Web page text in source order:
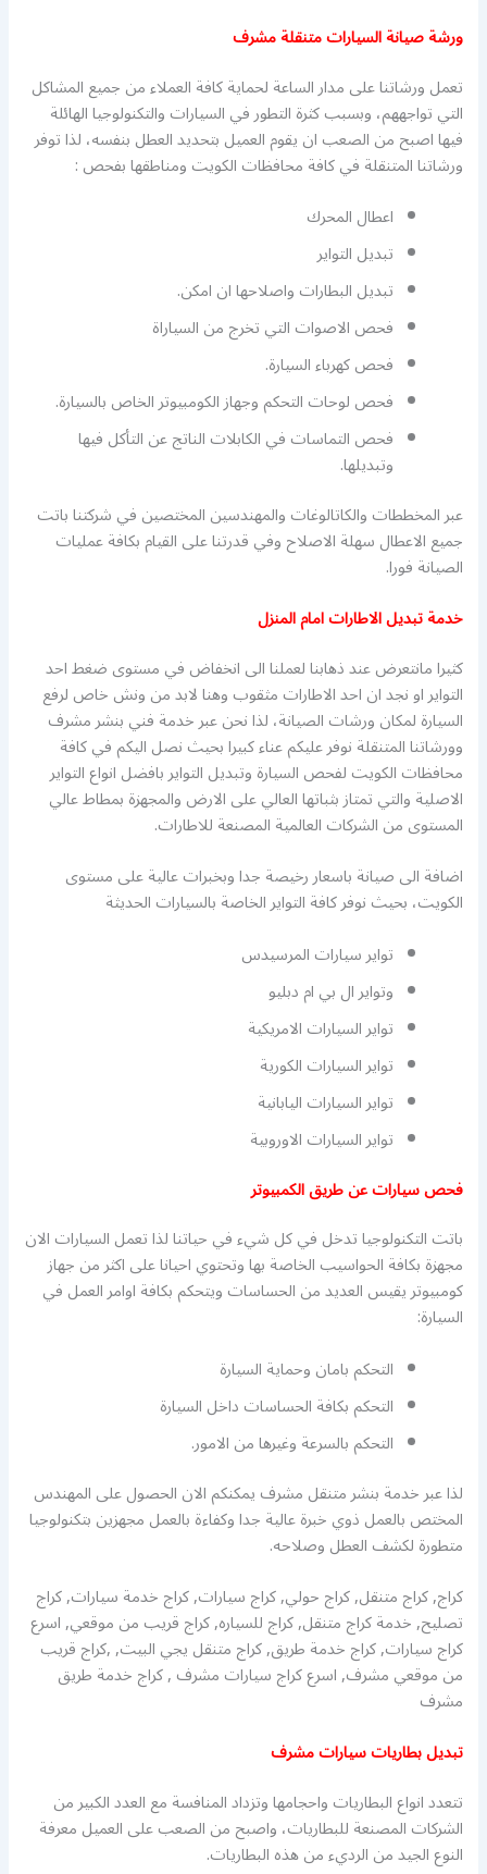
ورشة صيانة السيارات متنقلة مشرف
تعمل ورشاتنا على مدار الساعة لحماية كافة العملاء من جميع المشاكل
التي تواجههم، وبسبب كثرة التطور في السيارات والتكنولوجيا الهائلة
فيها اصبح من الصعب ان يقوم العميل بتحديد العطل بنفسه، لذا توفر
ورشاتنا المتنقلة في كافة محافظات الكويت ومناطقها بفحص :
اعطال المحرك
تبديل التواير
تبديل البطارات واصلاحها ان امكن.
فحص الاصوات التي تخرج من السياراة
فحص كهرباء السيارة.
فحص لوحات التحكم وجهاز الكومبيوتر الخاص بالسيارة.
فحص التماسات في الكابلات الناتج عن التأكل فيها
وتبديلها.
عبر المخططات والكاتالوغات والمهندسين المختصين في شركتنا باتت
جميع الاعطال سهلة الاصلاح وفي قدرتنا على القيام بكافة عمليات
الصيانة فورا.
خدمة تبديل الاطارات امام المنزل
كثيرا مانتعرض عند ذهابنا لعملنا الى انخفاض في مستوى ضغط احد
التواير او نجد ان احد الاطارات مثقوب وهنا لابد من ونش خاص لرفع
السيارة لمكان ورشات الصيانة، لذا نحن عبر خدمة فني بنشر مشرف
وورشاتنا المتنقلة نوفر عليكم عناء كبيرا بحيث نصل اليكم في كافة
محافظات الكويت لفحص السيارة وتبديل التواير بافضل انواع التواير
الاصلية والتي تمتاز بثباتها العالي على الارض والمجهزة بمطاط عالي
المستوى من الشركات العالمية المصنعة للاطارات.
اضافة الى صيانة باسعار رخيصة جدا وبخبرات عالية على مستوى
الكويت، بحيث نوفر كافة التواير الخاصة بالسيارات الحديثة
تواير سيارات المرسيدس
وتواير ال بي ام دبليو
تواير السيارات الامريكية
تواير السيارات الكورية
تواير السيارات اليابانية
تواير السيارات الاوروبية
فحص سيارات عن طريق الكمبيوتر
باتت التكنولوجيا تدخل في كل شيء في حياتنا لذا تعمل السيارات الان
مجهزة بكافة الحواسيب الخاصة بها وتحتوي احيانا على اكثر من جهاز
كومبيوتر يقيس العديد من الحساسات ويتحكم بكافة اوامر العمل في
السيارة:
التحكم بامان وحماية السيارة
التحكم بكافة الحساسات داخل السيارة
التحكم بالسرعة وغيرها من الامور.
لذا عبر خدمة بنشر متنقل مشرف يمكنكم الان الحصول على المهندس
المختص بالعمل ذوي خبرة عالية جدا وكفاءة بالعمل مجهزين بتكنولوجيا
متطورة لكشف العطل وصلاحه.
كراج, كراج متنقل, كراج حولي, كراج سيارات, كراج خدمة سيارات, كراج
تصليح, خدمة كراج متنقل, كراج للسياره, كراج قريب من موقعي, اسرع
كراج سيارات, كراج خدمة طريق, كراج متنقل يجي البيت, ,كراج قريب
من موقعي مشرف, اسرع كراج سيارات مشرف , كراج خدمة طريق
مشرف
تبديل بطاريات سيارات مشرف
تتعدد انواع البطاريات واحجامها وتزداد المنافسة مع العدد الكبير من
الشركات المصنعة للبطاريات، واصبح من الصعب على العميل معرفة
النوع الجيد من الرديء من هذه البطاريات.